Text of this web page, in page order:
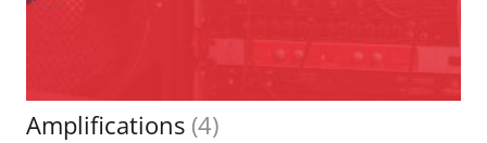
Amplifications (4)